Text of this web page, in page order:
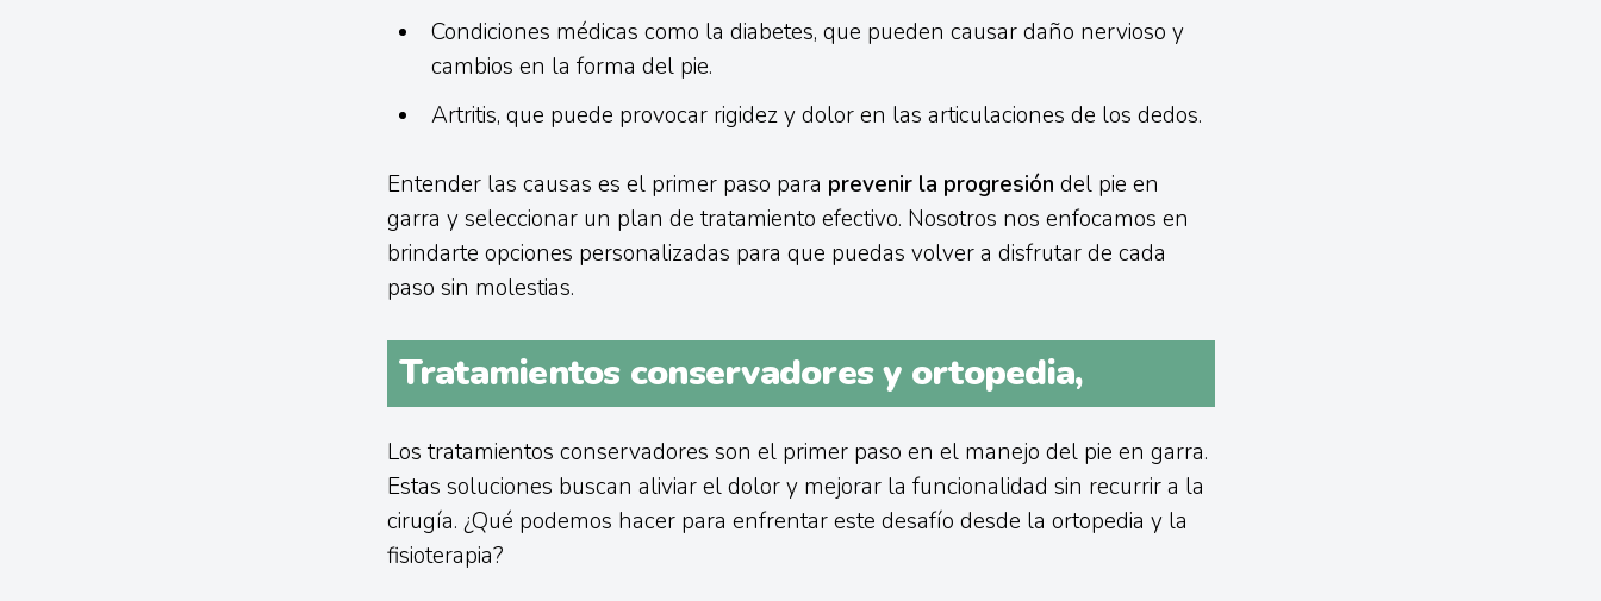
Condiciones médicas como la diabetes, que pueden causar daño nervioso y
cambios en la forma del pie.
Artritis, que puede provocar rigidez y dolor en las articulaciones de los dedos.
Entender las causas es el primer paso para prevenir la progresión del pie en
garra y seleccionar un plan de tratamiento efectivo. Nosotros nos enfocamos en
brindarte opciones personalizadas para que puedas volver a disfrutar de cada
paso sin molestias.
Tratamientos conservadores y ortopedia,
Los tratamientos conservadores son el primer paso en el manejo del pie en garra.
Estas soluciones buscan aliviar el dolor y mejorar la funcionalidad sin recurrir a la
cirugía. ¿Qué podemos hacer para enfrentar este desafío desde la ortopedia y la
fisioterapia?